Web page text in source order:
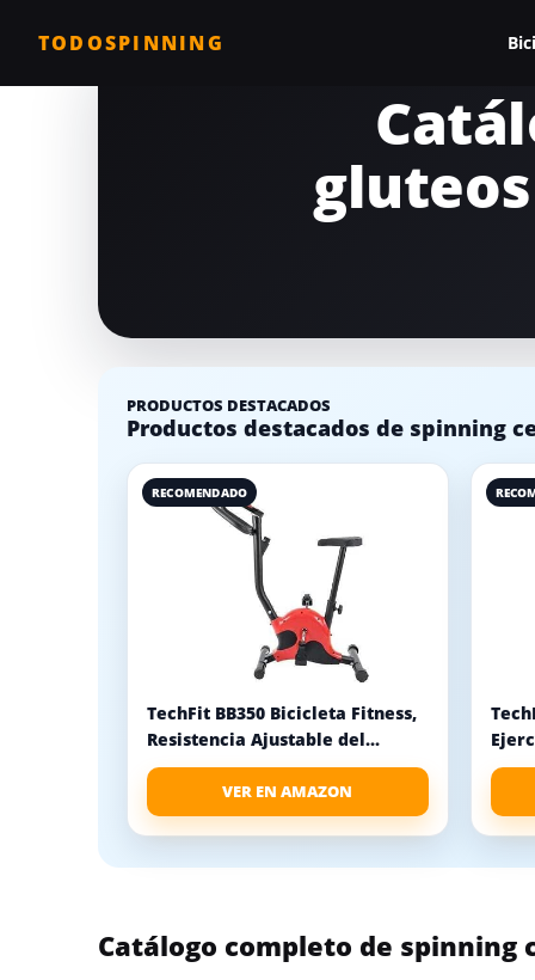
TODOSPINNING
Todas las
Bicicleta
PRODUCTOS DESTACADOS
Productos destacados de spinning
RECOMENDADO
TechFit BB350 Bicicleta Fitness,
Resistencia Ajustable del...
VER EN AMAZON
Catálogo completo de